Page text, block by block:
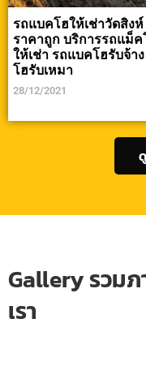
รถแบคโฮให้เช่าวัดสิงห์
ราคาถูก บริการรถแม็ค
ให้เช่า รถแบคโฮรับจ้า
โฮรับเหมา
28/12/2021
Gallery รวม
เรา